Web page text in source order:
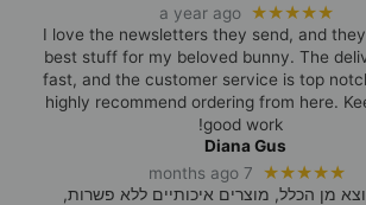
★★★★★
a year ago
I love the newsletters they send, and
best stuff for my beloved bunny. The
fast, and the customer service is top
highly recommend ordering from here.
good work!
Diana Gus
★★★★★
7 months ago
מן הכלל, מוצרים איכותיים ללא פשרות,